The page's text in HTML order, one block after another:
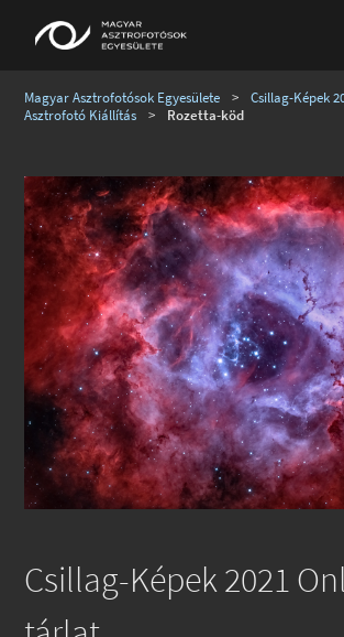
Magyar Asztrofotósok Egyesülete >
Csillag-Képek
Asztrofotó Kiállítás
> Rozetta-köd
Csillag-Képek 2021